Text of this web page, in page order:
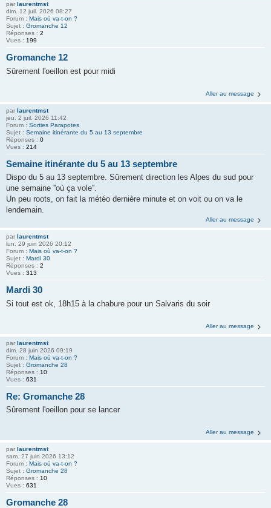
par laurentmst
dim. 12 juil. 2026 08:27
Forum : Mais où va-t-on ?
Sujet : Gromanche 12
Réponses : 2
Vues : 199
Gromanche 12
Sûrement l'oeillon est pour midi
Aller au message
par laurentmst
jeu. 2 juil. 2026 11:42
Forum : Sorties Parapotes
Sujet : Semaine itinérante du 5 au 13 septembre
Réponses : 0
Vues : 214
Semaine itinérante du 5 au 13 septembre
Dispo du 5 au 13 septembre. Sûrement direction les Alpes du sud pour
une semaine ''où ça vole''.
Un peu roots, on fait la météo dernière minute et on voit ou on va le
lendemain.
Aller au message
par laurentmst
lun. 29 juin 2026 20:12
Forum : Mais où va-t-on ?
Sujet : Mardi 30
Réponses : 2
Vues : 313
Mardi 30
Si tout est ok, 18h15 à la chabure pour un Salvaris du soir
Aller au message
par laurentmst
dim. 28 juin 2026 09:19
Forum : Mais où va-t-on ?
Sujet : Gromanche 28
Réponses : 10
Vues : 631
Re: Gromanche 28
Sûrement l'oeillon pour se lancer
Aller au message
par laurentmst
sam. 27 juin 2026 13:12
Forum : Mais où va-t-on ?
Sujet : Gromanche 28
Réponses : 10
Vues : 631
Gromanche 28